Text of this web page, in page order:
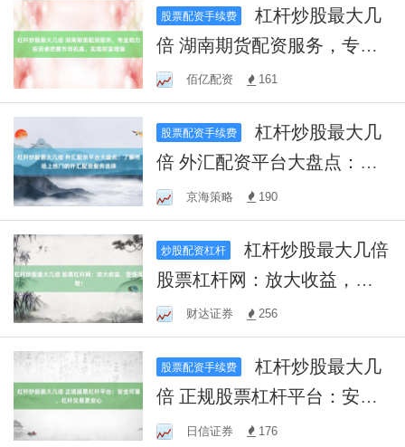
股票配资手续费
杠杆炒股最大几
倍 湖南期货配资服务，专业
助力投资者把握市场机遇，
实现财富增值
佰亿配资 161
股票配资手续费
杠杆炒股最大几
倍 外汇配资平台大盘点：了
解市场上热门的外汇配资服
务选择
京海策略 190
炒股配资杠杆
杠杆炒股最大几倍
股票杠杆网：放大收益，警
惕风险！
财达证券 256
股票配资手续费
杠杆炒股最大几
倍 正规股票杠杆平台：安全
可靠，杠杆交易更安心
日信证券 176